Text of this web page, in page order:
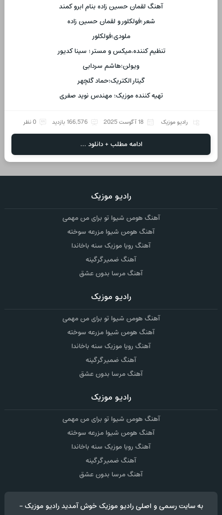
آهنگ لقمان حسین زاده بنام ابرو کمند
شعر؛فولکلور و لقمان حسین زاده
ملودی؛فولکلور
تنظیم کننده،میکس و مستر؛ سینا کدیور
ویولن؛هاشم سردابی
گیتار الکتریک؛حماد گلچهر
تهیه کننده موزیک؛ مهندس نوید صفری
رادیو موزیک 18 آگوست 2025 166,576 بازدید 0 نظر
ادامه مطلب + دانلود ...
رادیو موزیک
آهنگ هومن شیوا تو برای من مهمی
آهنگ هومن شیوا مزرعه سوخته
آهنگ رویا موزیک سنه باخاندا
آهنگ ضمیر گرگینه
آهنگ مرسا بدون عشق
رادیو موزیک
آهنگ هومن شیوا تو برای من مهمی
آهنگ هومن شیوا مزرعه سوخته
آهنگ رویا موزیک سنه باخاندا
آهنگ ضمیر گرگینه
آهنگ مرسا بدون عشق
رادیو موزیک
آهنگ هومن شیوا تو برای من مهمی
آهنگ هومن شیوا مزرعه سوخته
آهنگ رویا موزیک سنه باخاندا
آهنگ ضمیر گرگینه
آهنگ مرسا بدون عشق
به سایت رسمی و اصلی رادیو موزیک خوش آمدید رادیو موزیک -